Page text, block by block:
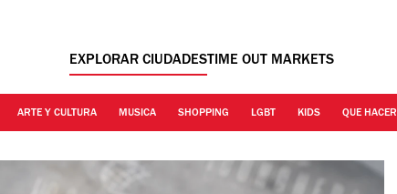
EXPLORAR CIUDADESTIME OUT MARKETS
ARTE Y CULTURA MUSICA SHOPPING LGBT KIDS QUE HACER